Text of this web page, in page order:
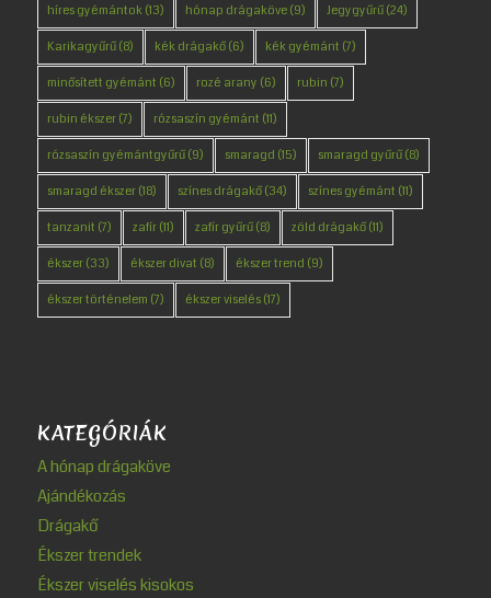
híres gyémántok(13) hónap drágaköve(9) Jegygyűrű(24)
Karikagyűrű(8) kék drágakő(6) kék gyémánt (7)
minősített gyémánt (6) rozé arany (6) rubin (7)
rubin ékszer(7) rózsaszín gyémánt (11)
rózsaszín gyémántgyűrű(9) smaragd (15) smaragd gyűrű(8)
smaragd ékszer(18) színes drágakő(34) színes gyémánt (11)
tanzanit (7) zafír(11) zafír gyűrű(8) zöld drágakő(11)
ékszer(33) ékszer divat (8) ékszer trend (9)
ékszer történelem (7) ékszer viselés(17)
KATEGÓRIÁK
A hónap drágaköve
Ajándékozás
Drágakő
Ékszer trendek
Ékszer viselés kisokos